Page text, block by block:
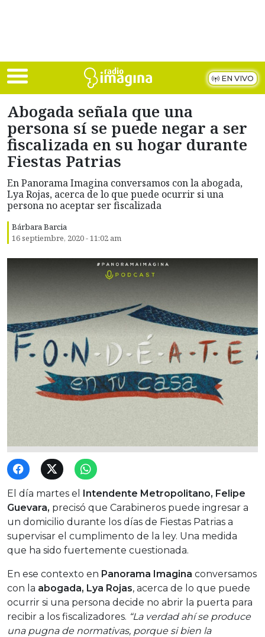
EN VIVO
Abogada señala que una
persona sí se puede negar a ser
fiscalizada en su hogar durante
Fiestas Patrias
En Panorama Imagina conversamos con la abogada,
Lya Rojas, acerca de lo que puede ocurrir si una
persona no aceptar ser fiscalizada
Bárbara Barcia
16 septiembre, 2020 - 11:02 am
El día martes el Intendente Metropolitano, Felipe
Guevara, precisó que Carabineros puede ingresar a
un domicilio durante los días de Fiestas Patrias a
supervisar el cumplimento de la ley. Una medida
que ha sido fuertemente cuestionada.
En ese contexto en Panorama Imagina conversamos
con la abogada, Lya Rojas, acerca de lo que puede
ocurrir si una persona decide no abrir la puerta para
recibir a los fiscalizadores. “La verdad ahí se produce
una pugna de normativas, porque si bien la